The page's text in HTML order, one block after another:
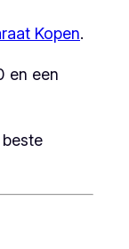
Kopen.
en een